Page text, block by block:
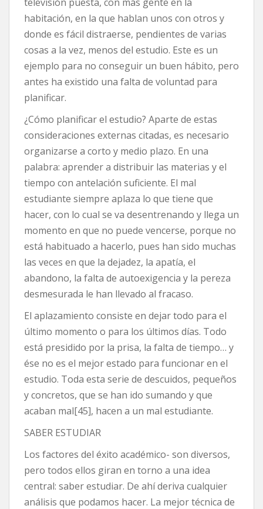
televisión puesta, con más gente en la
habitación, en la que hablan unos con otros y
donde es fácil distraerse, pendientes de varias
cosas a la vez, menos del estudio. Este es un
ejemplo para no conseguir un buen hábito, pero
antes ha existido una falta de voluntad para
planificar.
¿Cómo planificar el estudio? Aparte de estas
consideraciones externas citadas, es necesario
organizarse a corto y medio plazo. En una
palabra: aprender a distribuir las materias y el
tiempo con antelación suficiente. El mal
estudiante siempre aplaza lo que tiene que
hacer, con lo cual se va desentrenando y llega un
momento en que no puede vencerse, porque no
está habituado a hacerlo, pues han sido muchas
las veces en que la dejadez, la apatía, el
abandono, la falta de autoexigencia y la pereza
desmesurada le han llevado al fracaso.
El aplazamiento consiste en dejar todo para el
último momento o para los últimos días. Todo
está presidido por la prisa, la falta de tiempo… y
ése no es el mejor estado para funcionar en el
estudio. Toda esta serie de descuidos, pequeños
y concretos, que se han ido sumando y que
acaban mal[45], hacen a un mal estudiante.
SABER ESTUDIAR
Los factores del éxito académico- son diversos,
pero todos ellos giran en torno a una idea
central: saber estudiar. De ahí deriva cualquier
análisis que podamos hacer. La mejor técnica de